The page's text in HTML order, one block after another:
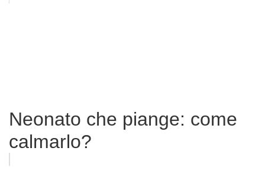
Neonato che piange: come
calmarlo?